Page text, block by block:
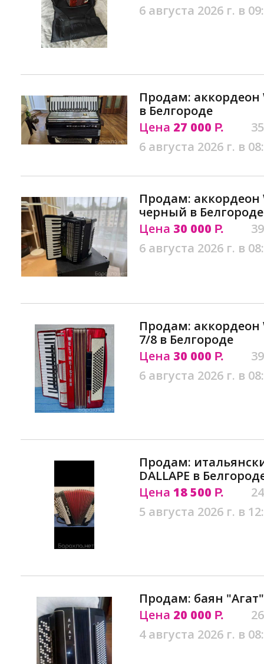
6 августа 2026 г. в
Продам: аккордеон
в Белгороде
Цена 27 000 Р.
6 августа 2026 г. в
Продам: аккордеон
черный в Белгороде
Цена 30 000 Р.
6 августа 2026 г. в
Продам: аккордеон
7/8 в Белгороде
Цена 30 000 Р.
6 августа 2026 г. в
Продам:
DALLAPE в
Цена 18 500 Р.
5 августа 2026 г. в
Продам: баян
Цена 20 000 Р.
4 августа 2026 г. в